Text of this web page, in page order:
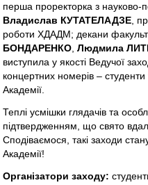
перша проректорка з науково-
Владислав КУТАТЕЛАДЗЕ,
роботи ХДАДМ; декани
БОНДАРЕНКО,Людмила
виступила у якості Ведучої
концертних номерів – студенти
Академії.
Теплі усмішки глядачів та
підтвердженням, що свято
Сподіваємося, такі заходи
Академії!
Організатори заходу: